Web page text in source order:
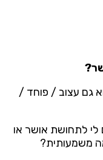
גם עצוב / פוחד /
לתחושת אושר או
משמעותית?